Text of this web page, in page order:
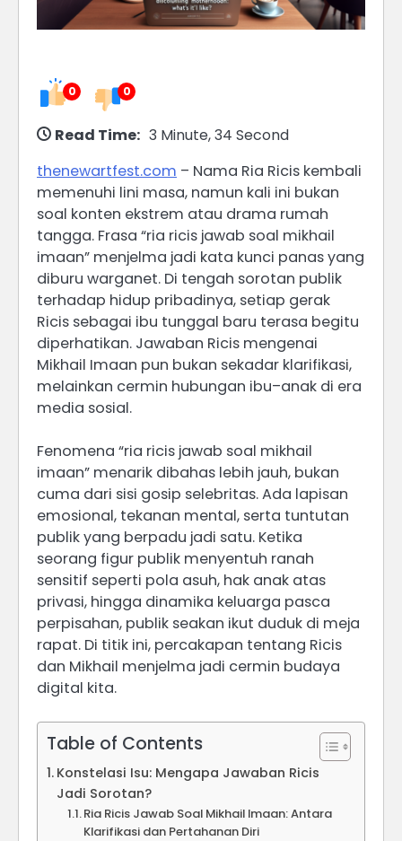
0 0
Read Time: 3 Minute, 34 Second
thenewartfest.com – Nama Ria Ricis kembali
memenuhi lini masa, namun kali ini bukan
soal konten ekstrem atau drama rumah
tangga. Frasa “ria ricis jawab soal mikhail
imaan” menjelma jadi kata kunci panas yang
diburu warganet. Di tengah sorotan publik
terhadap hidup pribadinya, setiap gerak
Ricis sebagai ibu tunggal baru terasa begitu
diperhatikan. Jawaban Ricis mengenai
Mikhail Imaan pun bukan sekadar klarifikasi,
melainkan cermin hubungan ibu–anak di era
media sosial.
Fenomena “ria ricis jawab soal mikhail
imaan” menarik dibahas lebih jauh, bukan
cuma dari sisi gosip selebritas. Ada lapisan
emosional, tekanan mental, serta tuntutan
publik yang berpadu jadi satu. Ketika
seorang figur publik menyentuh ranah
sensitif seperti pola asuh, hak anak atas
privasi, hingga dinamika keluarga pasca
perpisahan, publik seakan ikut duduk di meja
rapat. Di titik ini, percakapan tentang Ricis
dan Mikhail menjelma jadi cermin budaya
digital kita.
Table of Contents
Konstelasi Isu: Mengapa Jawaban Ricis
Jadi Sorotan?
Ria Ricis Jawab Soal Mikhail Imaan: Antara
Klarifikasi dan Pertahanan Diri